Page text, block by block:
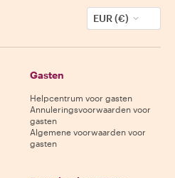
EUR (€)
Gasten
Helpcentrum voor gasten
Annuleringsvoorwaarden voor
gasten
Algemene voorwaarden voor
gasten